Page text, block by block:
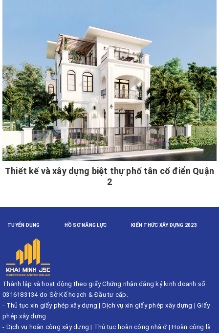
Thiết kế và xây dựng biệt thự phố tân cổ điển Quận
2
TUYỂN DỤNG HỒ SƠ NĂNG LỰC KIẾN THỨC XÂY DỰNG 2023
Thành lập và hoạt động theo giấy Chứng nhận đăng ký kinh doanh số
0316183134 do Sở Kế hoạch & Đầu tư cấp.
- Thủ tục xin giấy phép xây dựng | Dịch vụ xin giấy phép xây dựng | Giấy
phép xây dựng
- Dịch vụ hoàn công xây dựng | Thủ tục hoàn công nhà ở |Hoàn công là